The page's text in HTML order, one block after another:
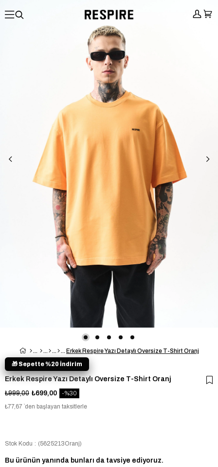
Erkek Respire Yazı Detaylı Oversize T-Shirt Oranj
Erkek Respire Yazı Detaylı Oversize T-Shirt Oranj
₺999,00 ₺699,00
30
₺77,67 `den başlayan taksitlerle
🎁 Sepette %20 İndirim
Stok Kodu (5625213Oranj)
Bu ürünün yanında bunları da tavsiye ediyoruz.